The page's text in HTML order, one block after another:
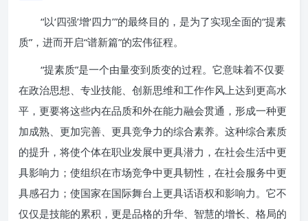
“以‘四强’增‘四力’”的最终目的，是为了实现全面的“提素
质”，进而开启“谱新篇”的宏伟征程。
“提素质”是一个由量变到质变的过程。它意味着不仅要
在政治思想、专业技能、创新思维和工作作风上达到更高水
平，更要将这些内在品质和外在能力融会贯通，形成一种更
加成熟、更加完善、更具竞争力的综合素养。这种综合素质
的提升，将使个体在职业发展中更具潜力，在社会生活中更
具影响力；使组织在市场竞争中更具韧性，在社会服务中更
具感召力；使国家在国际舞台上更具话语权和影响力。它不
仅仅是技能的累积，更是品格的升华、智慧的增长、格局的